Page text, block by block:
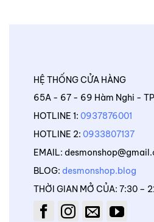
HỆ THỐNG CỬA HÀNG
65A - 67 - 69 Hàm Nghi -
HOTLINE 1: 0937876001
HOTLINE 2: 0933807137
EMAIL:
BLOG: desmonshop.blog
THỜI GIAN MỞ CỦA: 7:30 –